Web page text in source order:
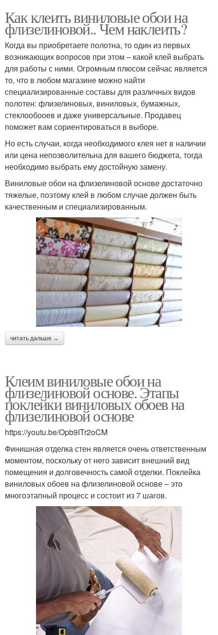
Как клеить виниловые обои на
флизелиновой.. Чем наклеить?
Когда вы приобретаете полотна, то один из первых
возникающих вопросов при этом – какой клей выбрать
для работы с ними. Огромным плюсом сейчас является
то, что в любом магазине можно найти
специализированные составы для различных видов
полотен: флизелиновых, виниловых, бумажных,
стеклообооев и даже универсальные. Продавец
поможет вам сориентироваться в выборе.
Но есть случаи, когда необходимого клея нет в наличии
или цена непозволительна для вашего бюджета, тогда
необходимо выбрать ему достойную замену.
Виниловые обои на флизелиновой основе достаточно
тяжелые, поэтому клей в любом случае должен быть
качественным и специализированным.
читать дальше →
Клеим виниловые обои на
флизелиновой основе. Этапы
поклейки виниловых обоев на
флизелиновой основе
https://youtu.be/Opb9ITr2oCM
Финишная отделка стен является очень ответственным
моментом, поскольку от него зависит внешний вид
помещения и долговечность самой отделки. Поклейка
виниловых обоев на флизелиновой основе – это
многоэтапный процесс и состоит из 7 шагов.